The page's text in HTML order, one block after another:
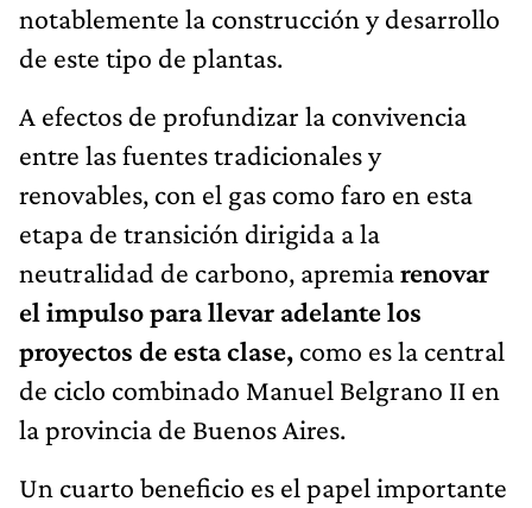
notablemente la construcción y desarrollo
de este tipo de plantas.
A efectos de profundizar la convivencia
entre las fuentes tradicionales y
renovables, con el gas como faro en esta
etapa de transición dirigida a la
neutralidad de carbono, apremiarenovar
el impulso para llevar adelante los
proyectos de esta clase, como es la central
de ciclo combinado Manuel Belgrano II en
la provincia de Buenos Aires.
Un cuarto beneficio es el papel importante